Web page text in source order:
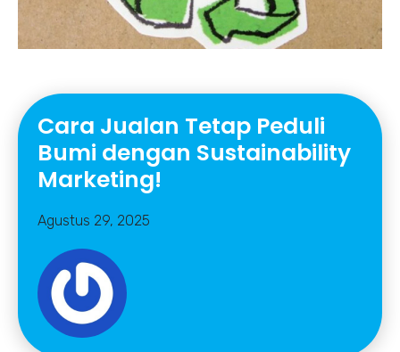
Cara Jualan Tetap Peduli
Bumi dengan Sustainability
Marketing!
Agustus 29, 2025